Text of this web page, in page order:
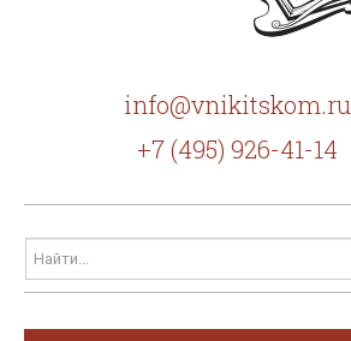
info@vnikitskom.ru
+7 (495) 926-41-14